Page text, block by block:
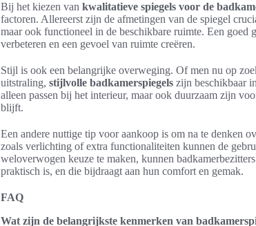
Bij het kiezen van kwalitatieve spiegels voor de
factoren. Allereerst zijn de afmetingen van de spiegel
maar ook functioneel in de beschikbare ruimte. Een goed
verbeteren en een gevoel van ruimte creëren.
Stijl is ook een belangrijke overweging. Of men nu op
uitstraling, stijlvolle badkamerspiegels zijn beschikbaar
alleen passen bij het interieur, maar ook duurzaam zijn
blijft.
Een andere nuttige tip voor aankoop is om na te denken
zoals verlichting of extra functionaliteiten kunnen de
weloverwogen keuze te maken, kunnen
praktisch is, en die bijdraagt aan hun comfort en gemak.
FAQ
Wat zijn de belangrijkste kenmerken van